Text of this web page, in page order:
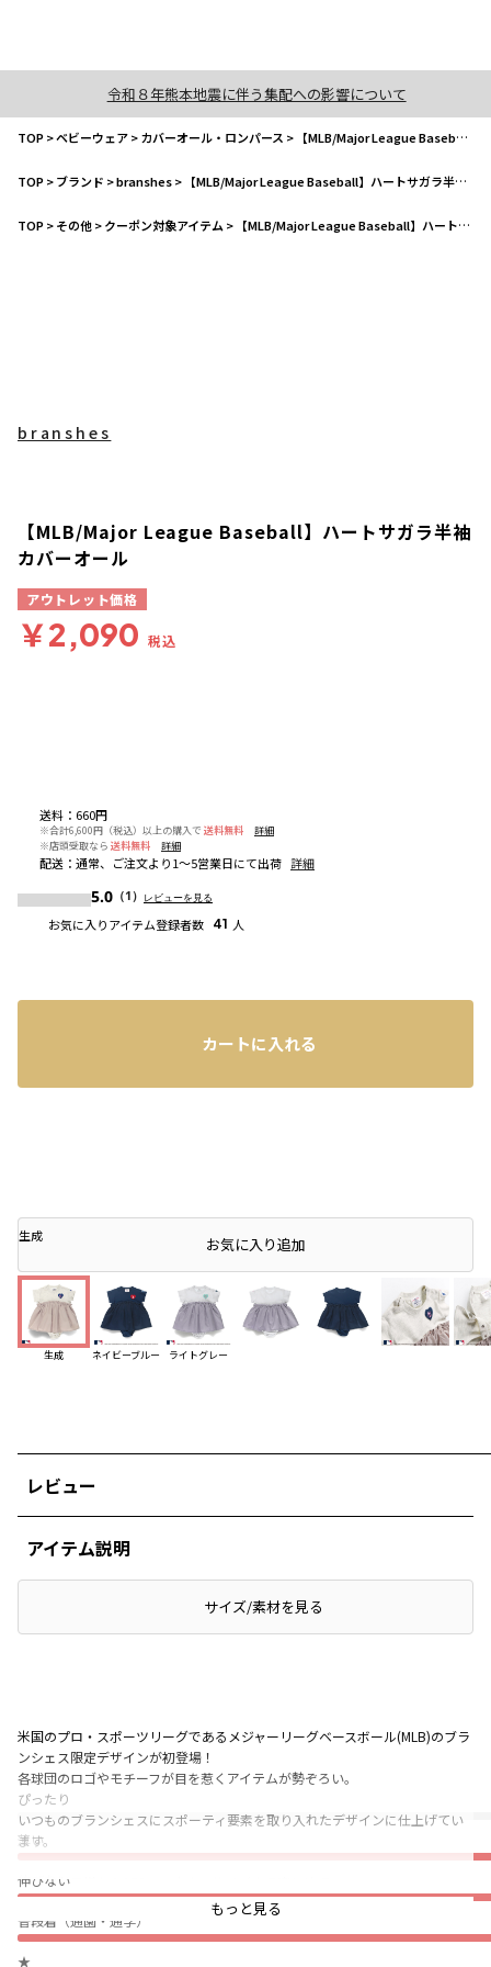
令和８年熊本地震に伴う集配への影響について
TOP>ベビーウェア>カバーオール・ロンパース > 【MLB/Major League Baseball】ハートサガラ半袖カバーオール
TOP>ブランド >branshes> 【MLB/Major League Baseball】ハートサガラ半袖カバーオール
TOP>その他>クーポン対象アイテム > 【MLB/Major League Baseball】ハートサガラ半袖カバーオール
生成
生成 ネイビーブルー ライトグレー
レビュー
ぴったり
薄い
伸びない
普段着（通園・通学）
★
送料 ： 660円
※合計6,600円（税込）以上の購入で 送料無料
詳細
※店頭受取なら 送料無料 詳細
配送 ： 通常、ご注文より1～5営業日にて出荷 詳細
5.0 （1） レビューを見る
お気に入りアイテム登録者数 41 人
branshes
【MLB/Major League Baseball】ハートサガラ半袖
カバーオール
アウトレット価格
￥2,090 税込
カートに入れる
店頭在庫を確認するお気に入り追加
アイテム説明
サイズ/素材を見る
米国のプロ・スポーツリーグであるメジャーリーグベースボール(MLB)のブラ
ンシェス限定デザインが初登場！
各球団のロゴやモチーフが目を惹くアイテムが勢ぞろい。
いつものブランシェスにスポーティ要素を取り入れたデザインに仕上げてい
ます。
小さいお子様から150㎝の大きいサイズまで楽しめて、
きょうだいでリンクコーデも楽しめるラインナップです。
ハートのサガラワッペンがポイントのドッキングワンピース風カバーオール
もっと見る